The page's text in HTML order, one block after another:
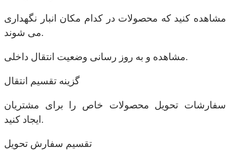
مشاهده کنید که محصولات در کدام مکان انبار نگهداری
می شوند.
مشاهده و به روز رسانی وضعیت انتقال داخلی.
گزینه تقسیم انتقال
سفارشات تحویل محصولات خاص را برای مشتریان
ایجاد کنید.
تقسیم سفارش تحویل